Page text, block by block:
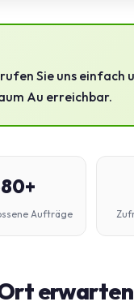
Sie uns einfach
Au erreichbar.
Aufträge